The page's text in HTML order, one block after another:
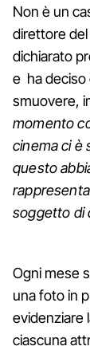
Non è un
direttore del
dichiarato
e ha deciso
smuovere,
momento
cinema ci è
questo
soggetto di
Ogni mese
una foto in
evidenziare
ciascuna